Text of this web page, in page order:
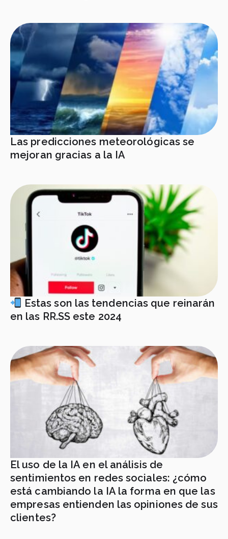
Las predicciones meteorológicas se
mejoran gracias a la IA
Estas son las tendencias que reinarán
en las RR.SS este 2024
El uso de la IA en el análisis de
sentimientos en redes sociales: ¿cómo
está cambiando la IA la forma en que las
empresas entienden las opiniones de sus
clientes?